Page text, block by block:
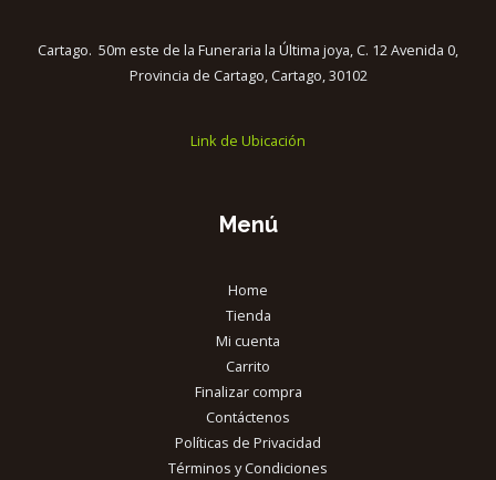
Cartago. 50m este de la Funeraria la Última joya, C. 12 Avenida 0,
Provincia de Cartago, Cartago, 30102
Link de Ubicación
Menú
Home
Tienda
Mi cuenta
Carrito
Finalizar compra
Contáctenos
Políticas de Privacidad
Términos y Condiciones